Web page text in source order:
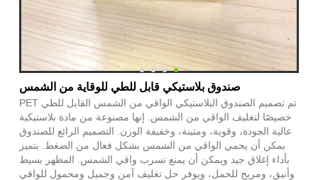
صندوق بلاستيكي قابل للطي للوقاية من الشمس
تم تصميم الصندوق البلاستيكي الواقي من الشمس القابل للطي PET
خصيصًا لتغليف الواقي من الشمس. إنها مصنوعة من مادة بلاستيكية
عالية الجودة، وقوية، ومتينة، وخفيفة الوزن. التصميم الرائع للصندوق
يمكن أن يحمي الواقي من الشمس بشكل فعال من الضغط. يتميز
بأداء إغلاق جيد ويمكن أن يمنع تسرب واقي الشمس. المظهر بسيط
وأنيق، ومريح للحمل، ويوفر حل تغليف آمن وجميل ومحمول للواقي